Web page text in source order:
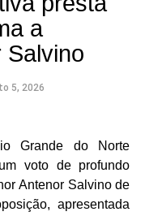
que o Brasil
2024, com 1.492
gênero, enquanto
aponta que a
no país. No
consolidar políticas
o direito de viver sem
é rara, e
no
de Medula
de
e a mobilização
regular de
a
Salvino
5, 2026
Grande do Norte
voto de profundo
Antenor Salvino de
apresentada